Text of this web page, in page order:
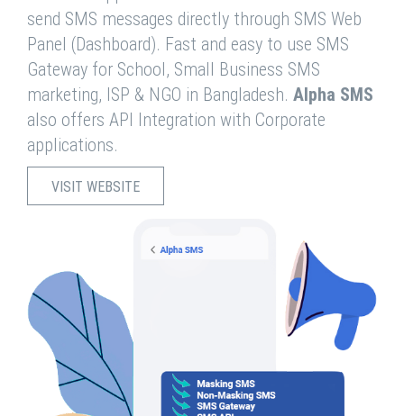
send SMS messages directly through SMS Web
Panel (Dashboard). Fast and easy to use SMS
Gateway for School, Small Business SMS
marketing, ISP & NGO in Bangladesh. Alpha SMS
also offers API Integration with Corporate
applications.
VISIT WEBSITE